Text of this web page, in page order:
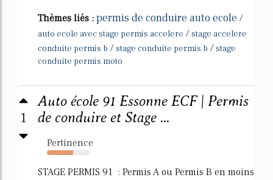
Thèmes liés : permis de conduire auto ecole /
auto ecole avec stage permis accelere /stage accelere
conduite permis b /stage conduite permis b /stage
conduite permis moto
1
Auto école 91 Essonne ECF | Permis
de conduire et Stage ...
Pertinence
62%
STAGE PERMIS 91 : Permis A ou Permis B en moins